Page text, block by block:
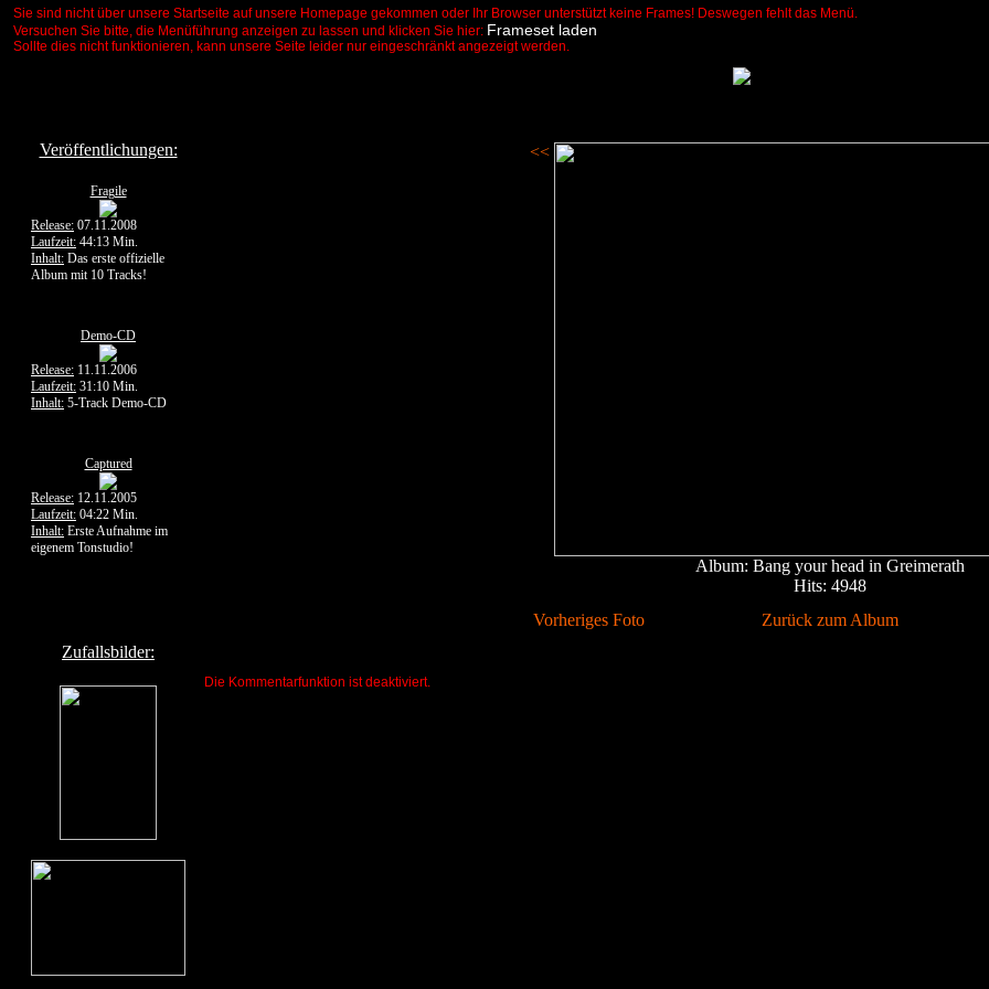
Sie sind nicht über unsere Startseite auf unsere Homepage gekommen oder Ihr Browser unterstützt keine Frames! Deswegen fehlt das Menü.
Versuchen Sie bitte, die Menüführung anzeigen zu lassen und klicken Sie hier: Frameset laden
Sollte dies nicht funktionieren, kann unsere Seite leider nur eingeschränkt angezeigt werden.
Veröffentlichungen:
Fragile
Release: 07.11.2008
Laufzeit: 44:13 Min.
Inhalt: Das erste offizielle
Album mit 10 Tracks!
Demo-CD
Release: 11.11.2006
Laufzeit: 31:10 Min.
Inhalt: 5-Track Demo-CD
Captured
Release: 12.11.2005
Laufzeit: 04:22 Min.
Inhalt: Erste Aufnahme im
eigenem Tonstudio!
Zufallsbilder:
<<
Album: Bang your head in Greimerath
Hits: 4948
Vorheriges Foto
Zurück zum Album
Die Kommentarfunktion ist deaktiviert.